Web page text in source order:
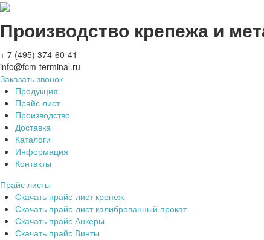
Производство крепежа и
+ 7 (495) 374-60-41
info@fcm-terminal.ru
Заказать звонок
Продукция
Прайс лист
Производство
Доставка
Каталоги
Информация
Контакты
Прайс листы
Скачать прайс-лист крепеж
Скачать прайс-лист калиброванный прокат
Скачать прайс Анкеры
Скачать прайс Винты